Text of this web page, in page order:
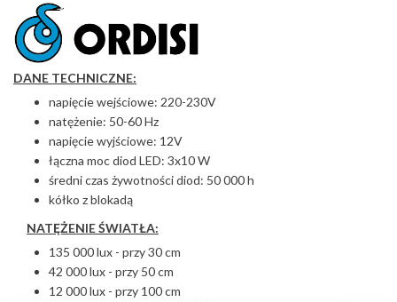
DANE TECHNICZNE:
napięcie wejściowe: 220-230V
natężenie: 50-60 Hz
napięcie wyjściowe: 12V
łączna moc diod LED: 3x10 W
średni czas żywotności diod: 50 000 h
kółko z blokadą
NATĘŻENIE ŚWIATŁA:
135 000 lux - przy 30 cm
42 000 lux - przy 50 cm
12 000 lux - przy 100 cm